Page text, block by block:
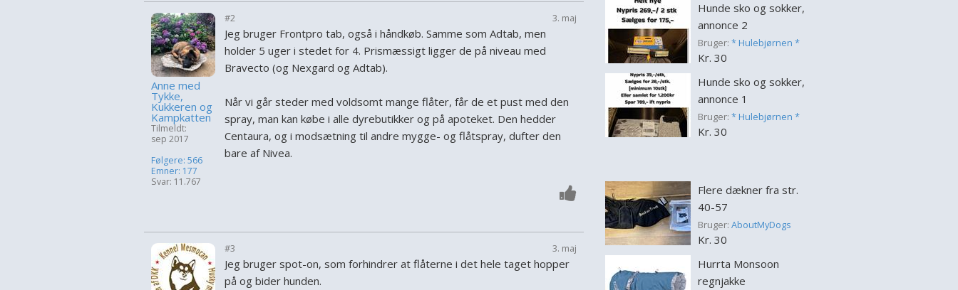
Anne med
Tykke,
Kukkeren og
Kampkatten
Tilmeldt:
sep 2017
Følgere: 566
Emner: 177
Svar: 11.767
#2 3. maj
Jeg bruger Frontpro tab, også i håndkøb. Samme som Adtab, men
holder 5 uger i stedet for 4. Prismæssigt ligger de på niveau med
Bravecto (og Nexgard og Adtab).
Når vi går steder med voldsomt mange flåter, får de et pust med den
spray, man kan købe i alle dyrebutikker og på apoteket. Den hedder
Centaura, og i modsætning til andre mygge- og flåtspray, dufter den
bare af Nivea.
#3 3. maj
Jeg bruger spot-on, som forhindrer at flåterne i det hele taget hopper
på og bider hunden.
Hunde sko og sokker,
annonce 2
Bruger: * Hulebjørnen *
Kr. 30
Hunde sko og sokker,
annonce 1
Bruger: * Hulebjørnen *
Kr. 30
Flere dækner fra str.
40-57
Bruger: AboutMyDogs
Kr. 30
Hurrta Monsoon
regnjakke